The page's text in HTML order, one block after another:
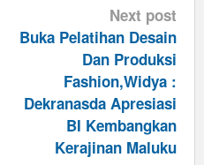
Next post
Buka Pelatihan Desain
Dan Produksi
Fashion,Widya :
Dekranasda Apresiasi
BI Kembangkan
Kerajinan Maluku